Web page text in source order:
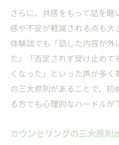
さらに、共感をもって話を聴
感や不安が軽減される点も大
体験談でも「話した内容が外
た」「否定されず受け止め
くなった」といった声が多く
の三大原則があることで、
る方でも心理的なハードルが
カウンセリングの三大原則